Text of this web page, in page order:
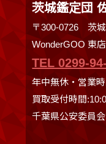
茨城鑑定団
〒300-0726 茨
WonderGOO 東
TEL 0299-
年中無休・営業
買取受付時間
千葉県公安委員